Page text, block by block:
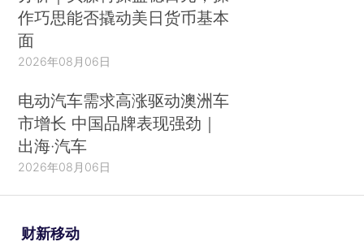
作巧思能否撬动美日货币基本
面
2026年08月06日
电动汽车需求高涨驱动澳洲车
市增长 中国品牌表现强劲｜
出海·汽车
2026年08月06日
财新移动